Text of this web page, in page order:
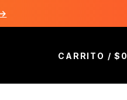
CARRITO /$ 0